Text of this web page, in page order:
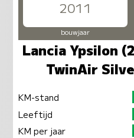
2011
bouwjaar
Lancia Ypsilon
TwinAir
KM-stand
Leeftijd
KM per jaar